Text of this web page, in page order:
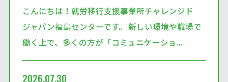
こんにちは！就労移行支援事業所チャレンジド
ジャパン福島センターです。 新しい環境や職場で
働く上で、多くの方が「コミュニケーショ...
2026.07.30